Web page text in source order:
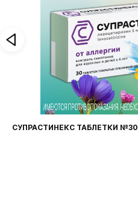
СУПРАСТИНЕКС ТАБЛЕТКИ №30